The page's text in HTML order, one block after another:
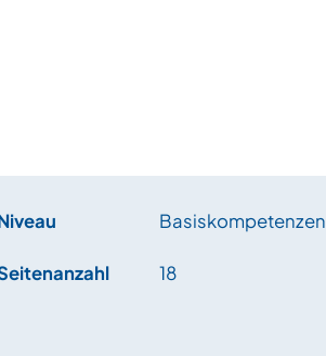
Basiskompetenzen
18